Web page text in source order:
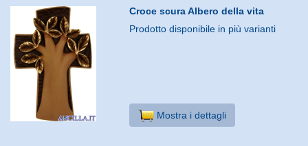
Croce scura Albero della vita
Prodotto disponibile in più varianti
Mostra i dettagli